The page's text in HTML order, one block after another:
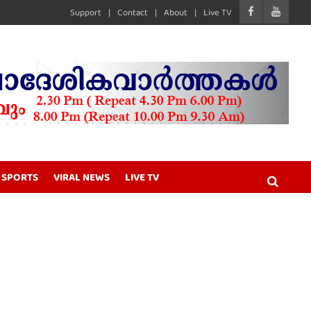
Support Contact About Live TV
SPORTS VIRAL NEWS LIVE TV